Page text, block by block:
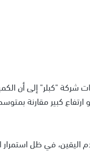
شركة "كبلر" إلى أن
في ظل استمرار